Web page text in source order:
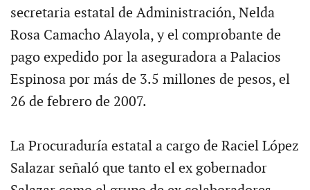
secretaria estatal de Administración, Nelda
Rosa Camacho Alayola, y el comprobante de
pago expedido por la aseguradora a Palacios
Espinosa por más de 3.5 millones de pesos, el
26 de febrero de 2007.
La Procuraduría estatal a cargo de Raciel López
Salazar señaló que tanto el ex gobernador